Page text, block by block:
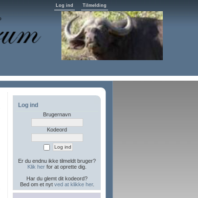
Log ind Tilmelding
Log ind
Brugernavn
Kodeord
Er du endnu ikke tilmeldt bruger?
Klik her for at oprette dig.
Har du glemt dit kodeord?
Bed om et nyt ved at klikke her.